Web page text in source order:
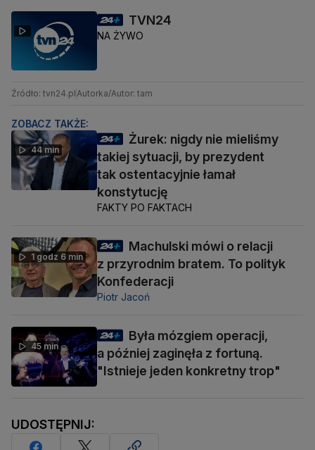
TVN24
NA ŻYWO
Źródło: tvn24.plAutorka/Autor: tam
ZOBACZ TAKŻE:
44 min
Żurek: nigdy nie mieliśmy
takiej sytuacji, by prezydent
tak ostentacyjnie łamał
konstytucję
FAKTY PO FAKTACH
1 godz 6 min
Machulski mówi o relacji
z przyrodnim bratem. To polityk
Konfederacji
Piotr Jacoń
45 min
Była mózgiem operacji,
a później zaginęła z fortuną.
"Istnieje jeden konkretny trop"
UDOSTĘPNIJ: